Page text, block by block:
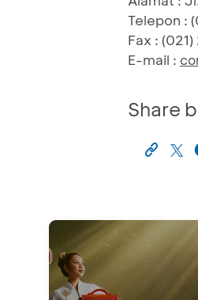
Telepon :
Fax :
E-mail :
Share